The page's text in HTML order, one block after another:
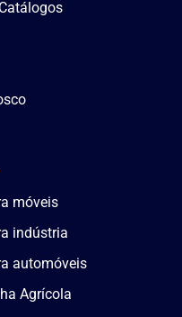
móveis
indústria
automóveis
Agrícola